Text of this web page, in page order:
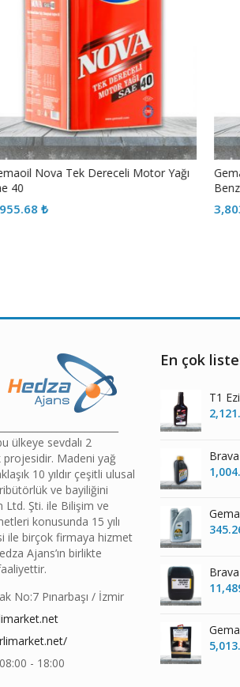
Nova Tek Dereceli Motor Yağı
₺
Gema
Benzinli
3,803.46
ülkeye sevdalı 2
projesidir. Madeni yağ
10 yıldır çeşitli ulusal
ve bayiliğini
Ltd. Şti. ile Bilişim ve
konusunda 15 yılı
ile birçok firmaya hizmet
Ajans’ın birlikte
No:7 Pınarbaşı / İzmir
- 18:00
En çok
T1
Brava